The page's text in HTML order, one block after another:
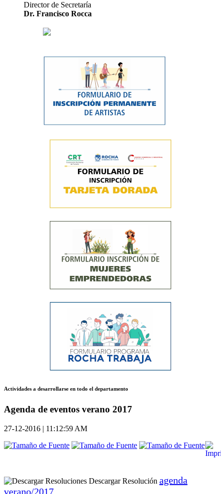
Director de Secretaría
Dr. Francisco Rocca
Actividades a desarrollarse en todo el departamento
Agenda de eventos verano 2017
27-12-2016 | 11:12:59 AM
Descargar Resolución agenda
verano/2017